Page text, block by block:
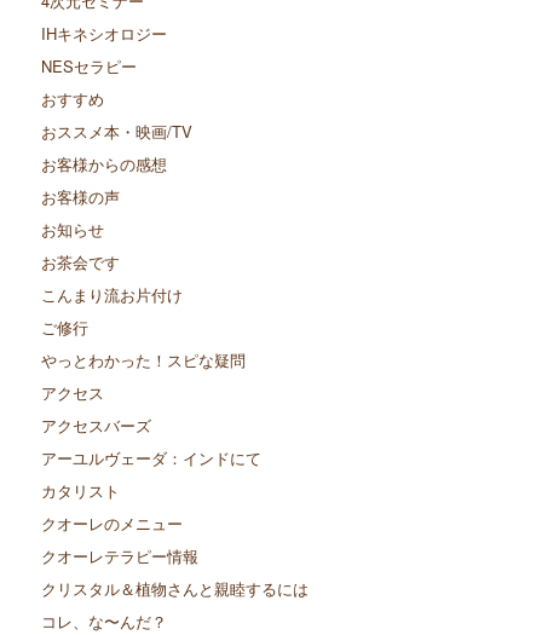
IHキネシオロジー
NESセラピー
おすすめ
おススメ本・映画/TV
お客様からの感想
お客様の声
お知らせ
お茶会です
こんまり流お片付け
ご修行
やっとわかった！スピな疑問
アクセス
アクセスバーズ
アーユルヴェーダ：インドにて
カタリスト
クオーレのメニュー
クオーレテラピー情報
クリスタル＆植物さんと親睦するには
コレ、な〜んだ？